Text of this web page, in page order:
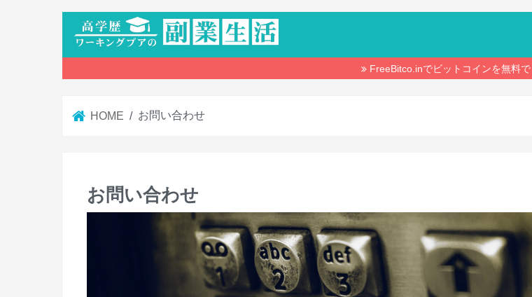
FreeBitco.inでビットコインを無料
HOME お問い合わせ
お問い合わせ